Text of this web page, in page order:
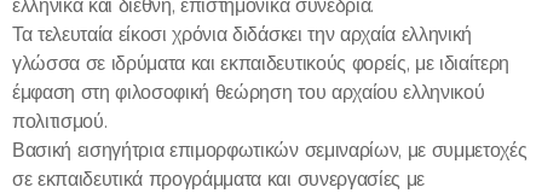
ελληνικά και διεθνή, επιστημονικά συνέδρια.
Τα τελευταία είκοσι χρόνια διδάσκει την αρχαία ελληνική
γλώσσα σε ιδρύματα και εκπαιδευτικούς φορείς, με ιδιαίτερη
έμφαση στη φιλοσοφική θεώρηση του αρχαίου ελληνικού
πολιτισμού.
Βασική εισηγήτρια επιμορφωτικών σεμιναρίων, με συμμετοχές
σε εκπαιδευτικά προγράμματα και συνεργασίες με